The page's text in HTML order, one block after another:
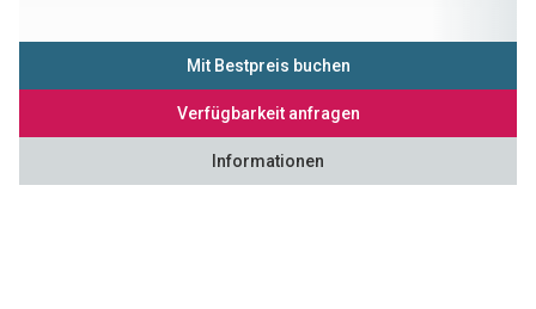
Mit Bestpreis buchen
Verfügbarkeit anfragen
Informationen